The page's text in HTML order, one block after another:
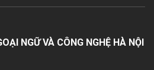
NGỮ VÀ CÔNG NGHỆ HÀ NỘI